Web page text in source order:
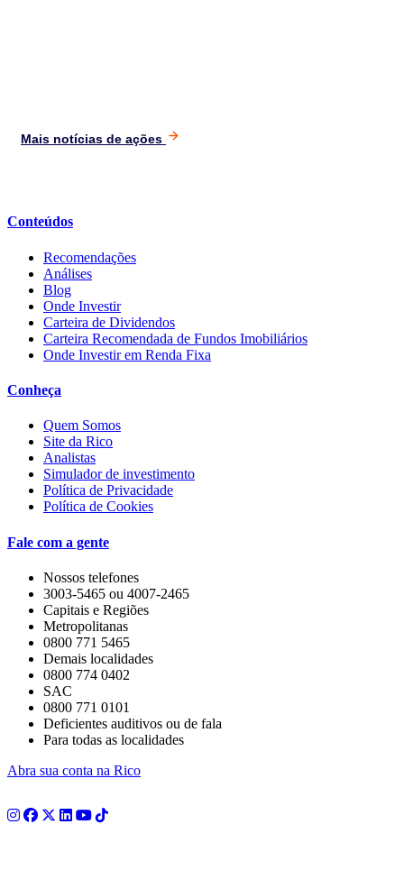
Mais notícias de ações
Conteúdos
Recomendações
Análises
Blog
Onde Investir
Carteira de Dividendos
Carteira Recomendada de Fundos Imobiliários
Onde Investir em Renda Fixa
Conheça
Quem Somos
Site da Rico
Analistas
Simulador de investimento
Política de Privacidade
Política de Cookies
Fale com a gente
Nossos telefones
3003-5465 ou 4007-2465
Capitais e Regiões
Metropolitanas
0800 771 5465
Demais localidades
0800 774 0402
SAC
0800 771 0101
Deficientes auditivos ou de fala
Para todas as localidades
Abra sua conta na Rico